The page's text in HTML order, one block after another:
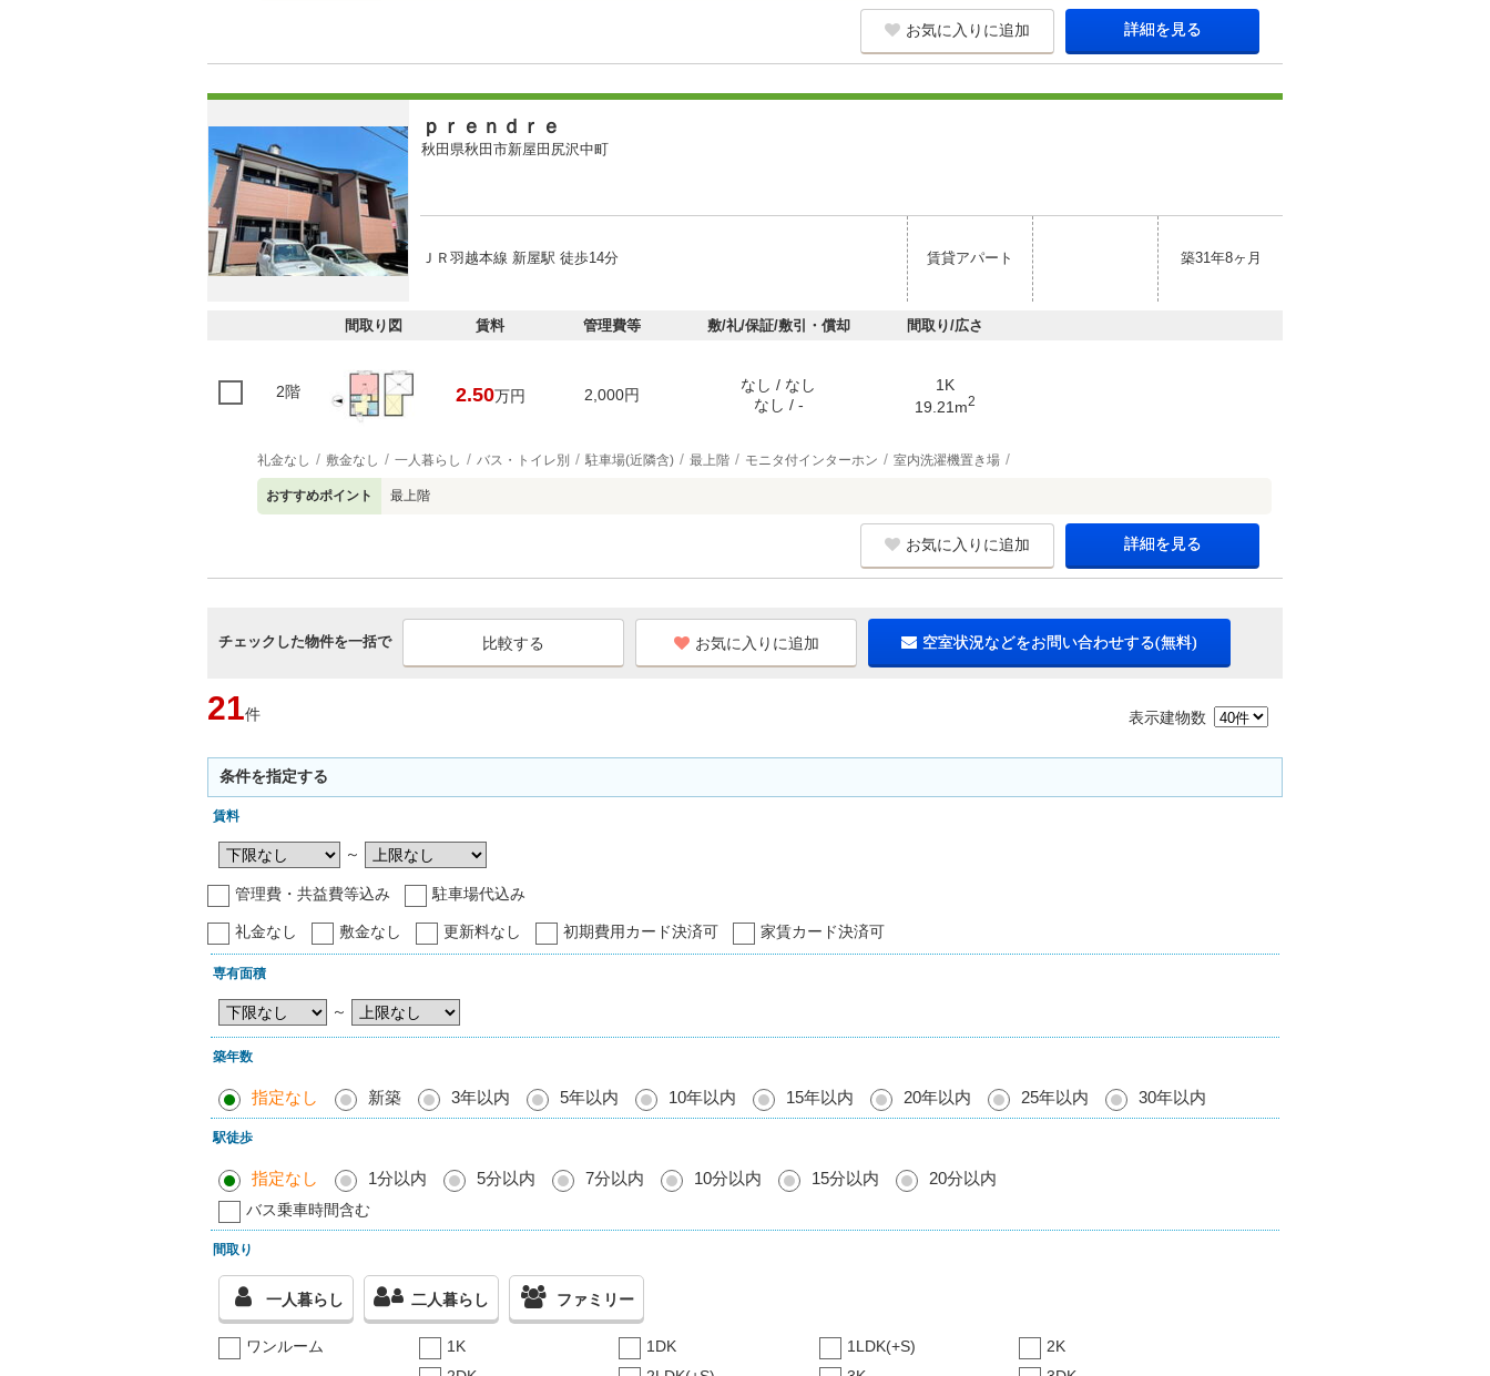
お気に入りに追加 詳細を見る
ｐｒｅｎｄｒｅ
秋田県秋田市新屋田尻沢中町
ＪＲ羽越本線 新屋駅 徒歩14分 賃貸アパート 築31年8ヶ月
間取り図 賃料 管理費等 敷/礼/保証/敷引・償却 間取り/広さ
2階 2.50万円 2,000円
なし / なし
なし / -
1K
19.21m2
礼金なし 敷金なし 一人暮らし バス・トイレ別 駐車場(近隣含) 最上階 モニタ付インターホン 室内洗濯機置き場
おすすめポイント 最上階
お気に入りに追加 詳細を見る
チェックした物件を一括で お気に入りに追加 空室状況などをお問い合わせする(無料)
21件 表示建物数
条件を指定する
賃料
～
管理費・共益費等込み 駐車場代込み
礼金なし 敷金なし 更新料なし 初期費用カード決済可 家賃カード決済可
専有面積
～
築年数
指定なし 新築 3年以内 5年以内 10年以内 15年以内 20年以内 25年以内 30年以内
駅徒歩
指定なし 1分以内 5分以内 7分以内 10分以内 15分以内 20分以内
バス乗車時間含む
間取り
一人暮らし 二人暮らし ファミリー
ワンルーム 1K 1DK 1LDK(+S)
2K